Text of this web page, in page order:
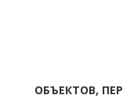
ОБЪЕКТОВ,